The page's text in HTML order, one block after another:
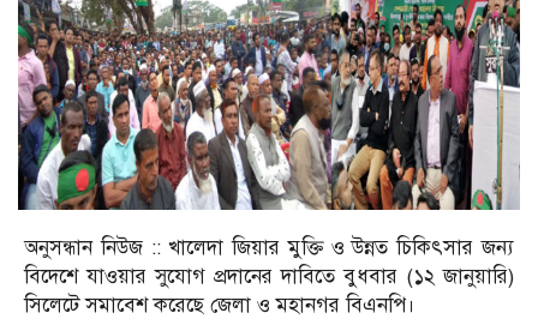
অনুসন্ধান নিউজ :: খালেদা জিয়ার মুক্তি ও উন্নত চিকিৎসার জন্য
বিদেশে যাওয়ার সুযোগ প্রদানের দাবিতে বুধবার (১২ জানুয়ারি)
সিলেটে সমাবেশ করেছে জেলা ও মহানগর বিএনপি।